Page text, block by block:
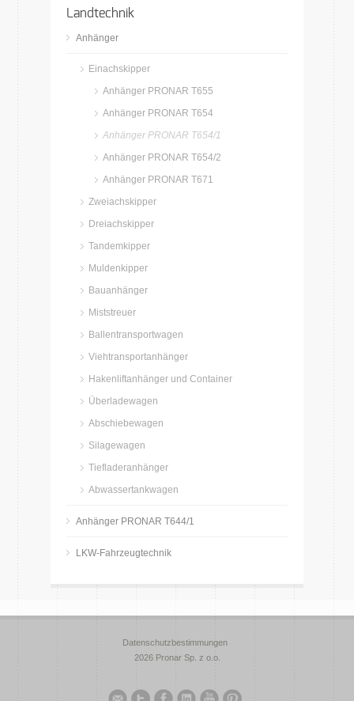
Landtechnik
Anhänger
Einachskipper
Anhänger PRONAR T655
Anhänger PRONAR T654
Anhänger PRONAR T654/1
Anhänger PRONAR T654/2
Anhänger PRONAR T671
Zweiachskipper
Dreiachskipper
Tandemkipper
Muldenkipper
Bauanhänger
Miststreuer
Ballentransportwagen
Viehtransportanhänger
Hakenliftanhänger und Container
Überladewagen
Abschiebewagen
Silagewagen
Tiefladeranhänger
Abwassertankwagen
Anhänger PRONAR T644/1
LKW-Fahrzeugtechnik
Datenschutzbestimmungen
2026 Pronar Sp. z o.o.